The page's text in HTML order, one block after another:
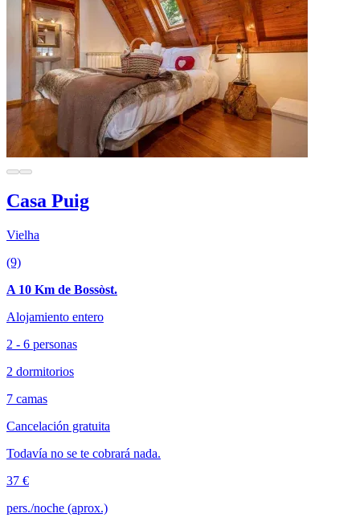
Casa Puig
Vielha
(9)
A 10 Km de Bossòst.
Alojamiento entero
2 - 6 personas
2 dormitorios
7 camas
Cancelación gratuita
Todavía no se te cobrará nada.
37 €
pers./noche (aprox.)